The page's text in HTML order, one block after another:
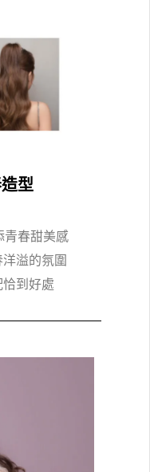
型
青春甜美感
溢的氛圍
到好處